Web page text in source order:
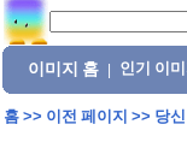
이미지 홈 인기 이미
홈>> 이전 페이지 >> 당